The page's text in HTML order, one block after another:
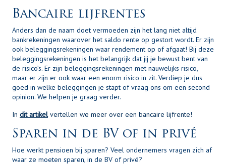
Bancaire lijfrentes
Anders dan de naam doet vermoeden zijn het lang niet altijd
bankrekeningen waarover het saldo rente op gestort wordt. Er zijn
ook beleggingsrekeningen waar rendement op of afgaat! Bij deze
beleggingsrekeningen is het belangrijk dat jij je bewust bent van
de risico’s. Er zijn beleggingsrekeningen met nauwelijks risico,
maar er zijn er ook waar een enorm risico in zit. Verdiep je dus
goed in welke beleggingen je stapt of vraag ons om een second
opinion. We helpen je graag verder.
In dit artikelvertellen we meer over een bancaire lijfrente!
Sparen in de BV of in privé
Hoe werkt pensioen bij sparen? Veel ondernemers vragen zich af
waar ze moeten sparen, in de BV of privé?